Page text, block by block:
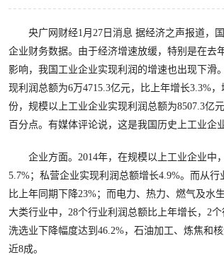
央广网财经1月27日消息 据经济之声报道，国
企业财务数据。由于经济增速放缓，特别是在去
影响，我国工业企业实现利润的增速也出现下滑
现利润总额为6万4715.3亿元，比上年增长3.3%
份，规模以上工业企业实现利润总额为8507.3亿
百分点。有媒体评论说，这是我国历史上工业企
企业方面。2014年，在规模以上工业企业中
5.7%；私营企业实现利润总额增长4.9%。而从
比上年同期下降23%；而电力、热力、燃气及水
大类行业中，28个行业利润总额比上年增长，2
洗选业下降幅度达到46.2%，石油加工、炼焦和
近8成。